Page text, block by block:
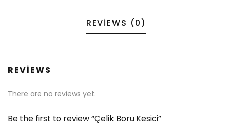
REVIEWS (0)
REVIEWS
There are no reviews yet.
Be the first to review “Çelik Boru Kesici”